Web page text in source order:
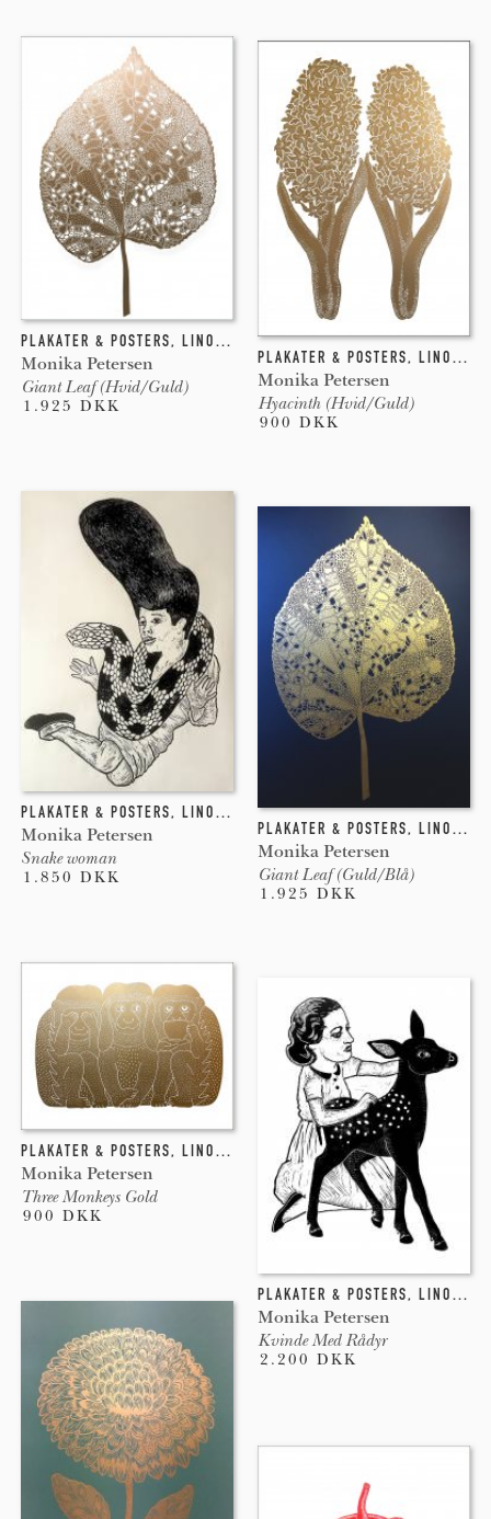
PLAKATER & POSTERS, LINOLEUMSTRYK
Monika Petersen
Giant Leaf (Hvid/Guld)
1.925 DKK
PLAKATER & POSTERS, LINOLEUMSTRYK
Monika Petersen
Hyacinth (Hvid/Guld)
900 DKK
PLAKATER & POSTERS, LINOLEUMSTRYK
Monika Petersen
Snake woman
1.850 DKK
PLAKATER & POSTERS, LINOLEUMSTRYK
Monika Petersen
Giant Leaf (Guld/Blå)
1.925 DKK
PLAKATER & POSTERS, LINOLEUMSTRYK
Monika Petersen
Three Monkeys Gold
900 DKK
PLAKATER & POSTERS, LINOLEUMSTRYK
Monika Petersen
Kvinde Med Rådyr
2.200 DKK